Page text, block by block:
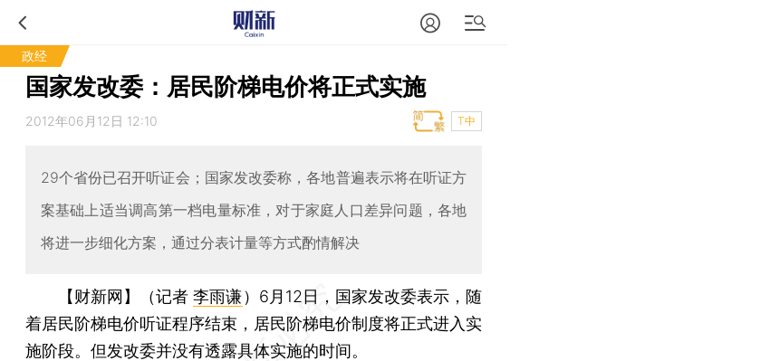
政经
国家发改委：居民阶梯电价将正式实施
2012年06月12日 12:10 T中
29个省份已召开听证会；国家发改委称，各地普遍表示将在听证方
案基础上适当调高第一档电量标准，对于家庭人口差异问题，各地
将进一步细化方案，通过分表计量等方式酌情解决
【财新网】（记者李雨谦） 6月12日，国家发改委表示，随
着居民阶梯电价听证程序结束，居民阶梯电价制度将正式进入实
施阶段。但发改委并没有透露具体实施的时间。